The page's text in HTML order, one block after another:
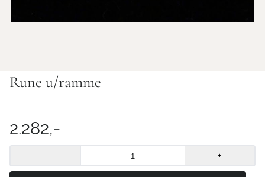
Rune u/ramme
2.282,-
- +